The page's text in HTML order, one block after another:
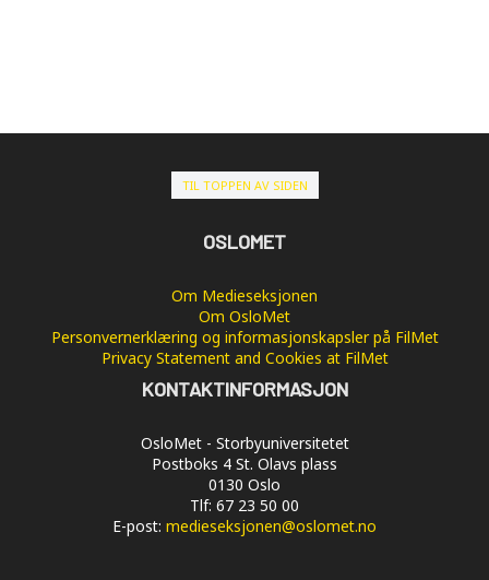
TIL TOPPEN AV SIDEN
OSLOMET
Om Medieseksjonen
Om OsloMet
Personvernerklæring og informasjonskapsler på FilMet
Privacy Statement and Cookies at FilMet
KONTAKTINFORMASJON
OsloMet - Storbyuniversitetet
Postboks 4 St. Olavs plass
0130 Oslo
Tlf: 67 23 50 00
E-post: medieseksjonen@oslomet.no